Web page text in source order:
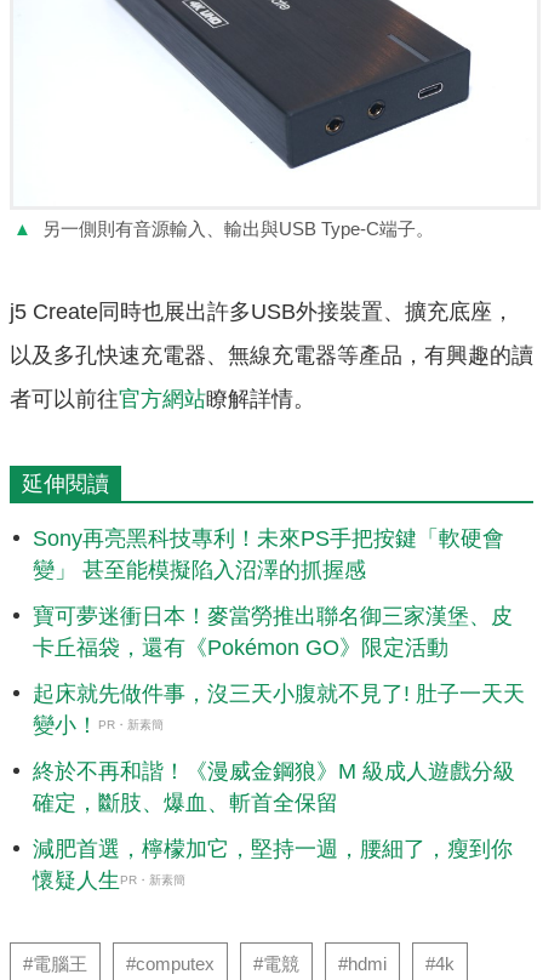
▲ 另一側則有音源輸入、輸出與USB Type-C端子。
j5 Create同時也展出許多USB外接裝置、擴充底座，
以及多孔快速充電器、無線充電器等產品，有興趣的讀
者可以前往官方網站瞭解詳情。
延伸閱讀
Sony再亮黑科技專利！未來PS手把按鍵「軟硬會
變」 甚至能模擬陷入沼澤的抓握感
寶可夢迷衝日本！麥當勞推出聯名御三家漢堡、皮
卡丘福袋，還有《Pokémon GO》限定活動
起床就先做件事，沒三天小腹就不見了! 肚子一天天
變小！
PR・新素簡
終於不再和諧！《漫威金鋼狼》M 級成人遊戲分級
確定，斷肢、爆血、斬首全保留
減肥首選，檸檬加它，堅持一週，腰細了，瘦到你
懷疑人生 PR・新素簡
#電腦王 #computex #電競 #hdmi #4k